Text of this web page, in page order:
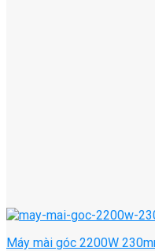
Máy mài góc 2200W